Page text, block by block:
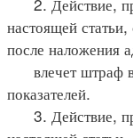
настоящей
после наложения
влечет штраф в
показателей.
3. Действие,